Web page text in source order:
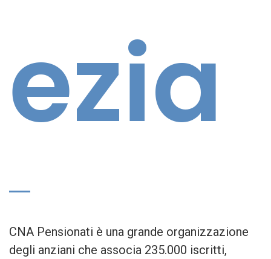
ezia
CNA Pensionati è una grande organizzazione
degli anziani che associa 235.000 iscritti,